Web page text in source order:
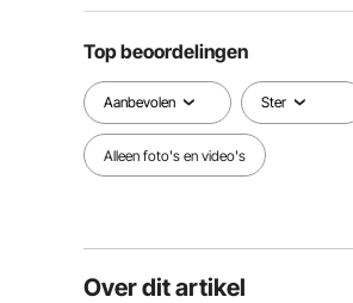
Top beoordelingen
Aanbevolen Ster
Alleen foto's en video's
Over dit artikel